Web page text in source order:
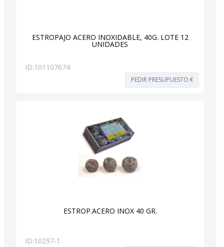
ESTROPAJO ACERO INOXIDABLE, 40G. LOTE 12
UNIDADES
ID:101107674
PEDIR PRESUPUESTO €
ESTROP.ACERO INOX 40 GR.
ID:10297-1